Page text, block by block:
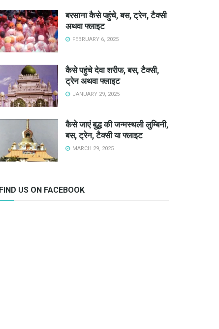
बरसाना कैसे पहुंचे, बस, ट्रेन, टैक्सी
अथवा फ्लाइट
FEBRUARY 6, 2025
कैसे पहुंचे देवा शरीफ, बस, टैक्सी,
ट्रेन अथवा फ्लाइट
JANUARY 29, 2025
कैसे जाएं बुद्ध की जन्मस्थली लुम्बिनी,
बस, ट्रेन, टैक्सी या फ्लाइट
MARCH 29, 2025
FIND US ON FACEBOOK